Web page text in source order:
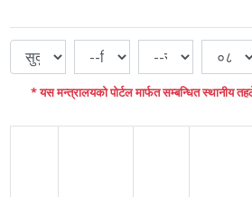
* यस मन्त्रालयको पोर्टल मार्फत सम्बन्धित स्थानीय